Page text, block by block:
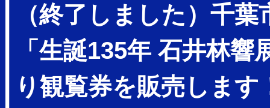
（終了しました）千葉
「生誕135年 石井林響
り観覧券を販売します